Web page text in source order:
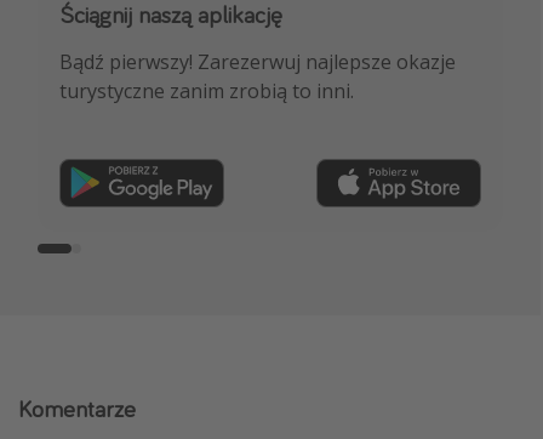
Ściągnij naszą aplikację
Bądź pierwszy! Zarezerwuj najlepsze okazje
turystyczne zanim zrobią to inni.
Dołącz do naszego kanału na WhatsApp
NAJLEPSZE oferty podróżnicze, porady
ekspertów i wiele więcej!
Komentarze